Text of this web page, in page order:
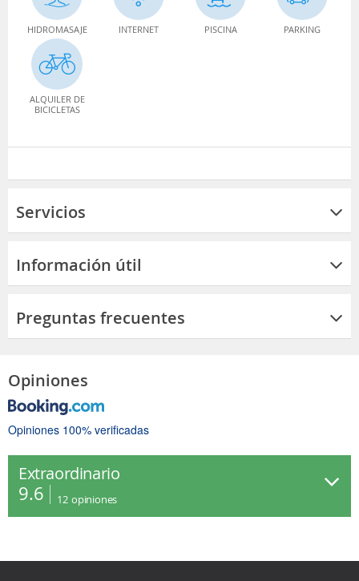
HIDROMASAJE INTERNET PISCINA PARKING
ALQUILER DE
BICICLETAS
Servicios
Información útil
Preguntas frecuentes
Opiniones
Opiniones 100% verificadas
Extraordinario
9.6 12 opiniones